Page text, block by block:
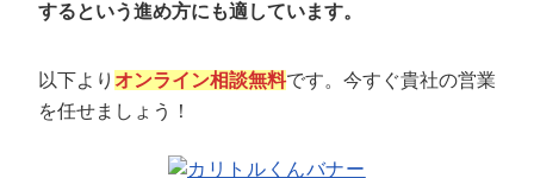
するという進め方にも適しています。
以下より オンライン相談無料です。今すぐ貴社の営業
を任せましょう！